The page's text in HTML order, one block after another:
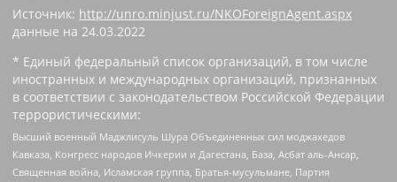
Источник: http://unro.minjust.ru/NKOForeignAgent.aspx
данные на 24.03.2022
* Единый федеральный список организаций, в том числе
иностранных и международных организаций, признанных
в соответствии с законодательством Российской Федерации
террористическими:
Высший военный Маджлисуль Шура Объединенных сил моджахедов
Кавказа, Конгресс народов Ичкерии и Дагестана, База, Асбат аль-Ансар,
Священная война, Исламская группа, Братья-мусульмане, Партия